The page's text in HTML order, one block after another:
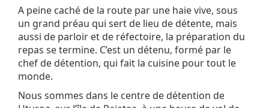
A peine caché de la route par une haie vive, sous
un grand préau qui sert de lieu de détente, mais
aussi de parloir et de réfectoire, la préparation du
repas se termine. C’est un détenu, formé par le
chef de détention, qui fait la cuisine pour tout le
monde.
Nous sommes dans le centre de détention de